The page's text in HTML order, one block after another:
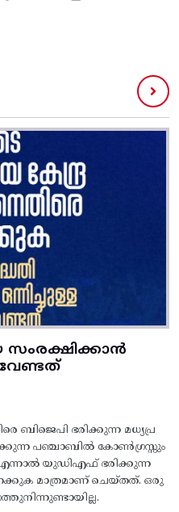
സംരക്ഷിക്കാൻ
വേണ്ടത്
ബിജെപി ഭരിക്കുന്ന മധ്യപ്ര
പഞ്ചാബിൽ കോൺഗ്രസ്സും
യുഡിഎഫ് ഭരിക്കുന്ന
മാത്രമാണ് ചെയ്തത്. ഒരു